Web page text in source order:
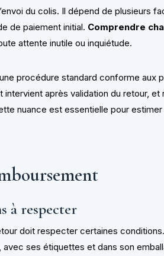
du colis. Il dépend de plusieurs
de paiement initial. Comprendre
attente inutile ou inquiétude.
procédure standard conforme aux
après validation du retour, et
nuance est essentielle pour
à respecter
doit respecter certaines
ses étiquettes et dans son